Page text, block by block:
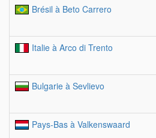
Brésil à Beto Carrero
Italie à Arco di Trento
Bulgarie à Sevlievo
Pays-Bas à Valkenswaard